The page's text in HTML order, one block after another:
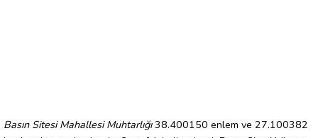
Basın Sitesi Mahallesi Muhtarlığı38.400150 enlem ve 27.100382